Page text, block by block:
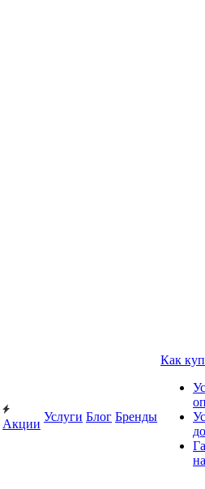
Акции
Услуги Блог Бренды
Как